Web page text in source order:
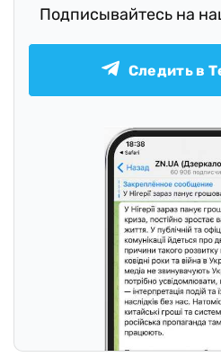
Подписывайтесь на
Следить в